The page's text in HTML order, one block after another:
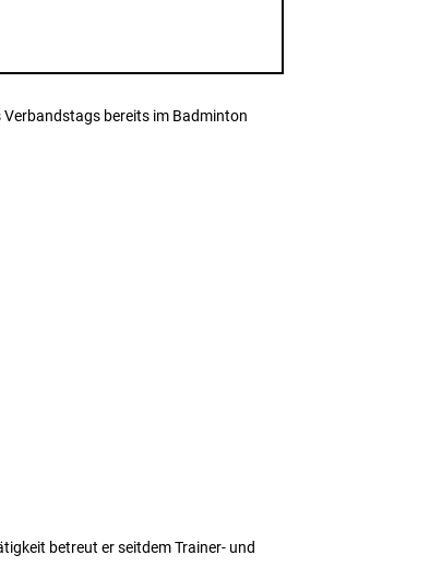
bereits im Badminton
betreut er seitdem Trainer- und